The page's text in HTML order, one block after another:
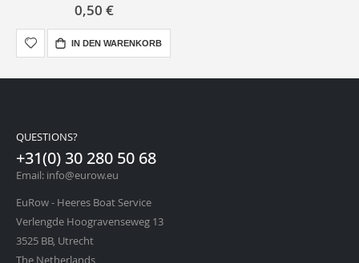
0,50 €
IN DEN WARENKORB
QUESTIONS?
+31(0) 30 280 50 68
Email: info@eurow.eu
EuRow - Heeres Boat Service
Verlengde Hoogravenseweg 13
3525 BB, Utrecht
The Netherlands